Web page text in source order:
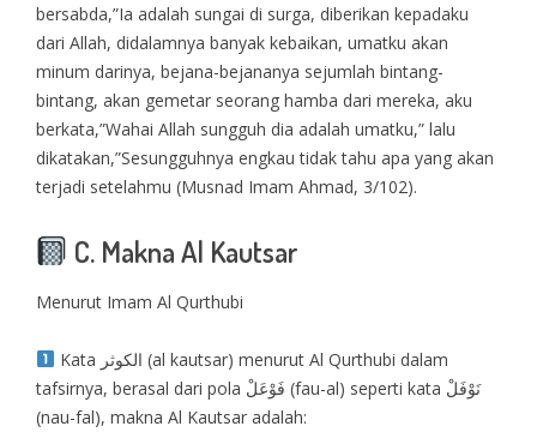
bersabda,”Ia adalah sungai di surga, diberikan kepadaku
dari Allah, didalamnya banyak kebaikan, umatku akan
minum darinya, bejana-bejananya sejumlah bintang-
bintang, akan gemetar seorang hamba dari mereka, aku
berkata,”Wahai Allah sungguh dia adalah umatku,” lalu
dikatakan,”Sesungguhnya engkau tidak tahu apa yang akan
terjadi setelahmu (Musnad Imam Ahmad, 3/102).
C. Makna Al Kautsar
Menurut Imam Al Qurthubi
Kata الكوثر (al kautsar) menurut Al Qurthubi dalam
tafsirnya, berasal dari pola فَوْعَلْ (fau-al) seperti kata نَوْفَلْ
(nau-fal), makna Al Kautsar adalah: